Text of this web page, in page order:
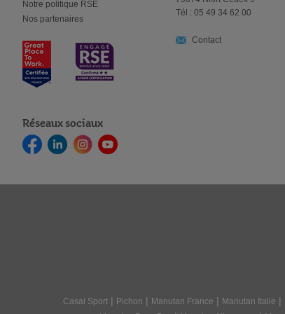
Notre politique RSE
Nos partenaires
Réseaux sociaux
Tél : 05 49 34 62 00
Contact
Casal Sport | Pichon | Manutan France | Manutan Italie |